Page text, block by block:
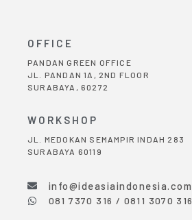
OFFICE
PANDAN GREEN OFFICE
JL. PANDAN 1A, 2ND FLOOR
SURABAYA, 60272
WORKSHOP
JL. MEDOKAN SEMAMPIR INDAH 283
SURABAYA 60119
info@ideasiaindonesia.com
081 7370 316 / 0811 3070 316